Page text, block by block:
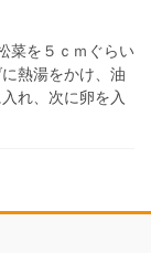
菜を５ｃｍぐらい
熱湯をかけ、油
れ、次に卵を入